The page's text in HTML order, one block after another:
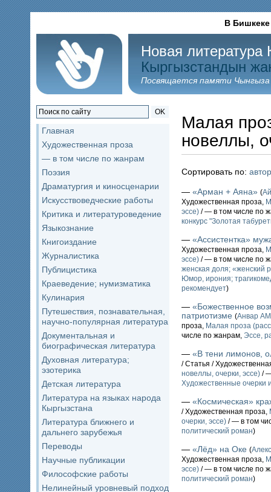
В Бишкеке
Новая литература
Кыргызстандын
Посвящается памяти
OK
Главная
Художественная проза
— в том числе по жанрам
Поэзия
Драматургия и киносценарии
Искусствоведческие работы
Критика и литературоведение
Языкознание
Книгоиздание
Журналистика
Публицистика
Краеведение; нумизматика
Кулинария
Путешествия, познавательная,
научно-популярная литература
Документальная и
биографическая литература
Духовная литература;
эзотерика
Детская литература
Литература на языках народа
Кыргызстана
Литература ближнего и
дальнего зарубежья
Переводы
Научные публикации
Философские работы
Нелинейный уровневый подход
Малая
новеллы,
Сортировать по:
— «Арман + Аяна» (
Художественная проза,
эссе) / — в том числе по
конкурс "Золотая
— «Ассистентка»
Художественная проза,
эссе) / — в том числе по
женская доля; «женский
Юмор, ирония;
рекомендует)
— «Божественное
патриотизме (Анвар
проза, Малая проза
числе по жанрам, Эссе,
— «В тени лимонов,
/ Статья /
новеллы, очерки, эссе) /
Художественные очерки
— «Космическая»
/ Художественная проза,
очерки, эссе) / — в том
политический роман)
— «Лёд» на Оке (
Художественная проза,
эссе) / — в том числе по
политический роман)